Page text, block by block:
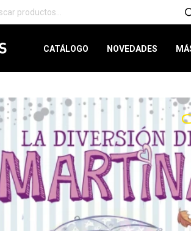
CATÁLOGO NOVEDADES